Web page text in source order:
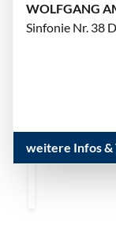
WOLFGANG
Sinfonie Nr. 38
weitere Infos &